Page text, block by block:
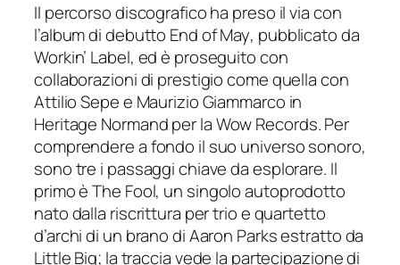
Il percorso discografico ha preso il via con
l’album di debutto End of May, pubblicato da
Workin’ Label, ed è proseguito con
collaborazioni di prestigio come quella con
Attilio Sepe e Maurizio Giammarco in
Heritage Normandper la Wow Records. Per
comprendere a fondo il suo universo sonoro,
sono tre i passaggi chiave da esplorare. Il
primo èThe Fool, un singolo autoprodotto
nato dalla riscrittura per trio e quartetto
d’archi di un brano di Aaron Parks estratto da
Little Big; la traccia vede la partecipazione di